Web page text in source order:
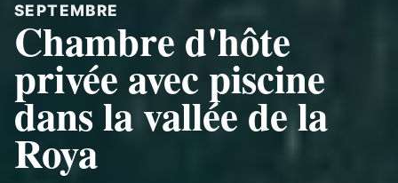
SEPTEMBRE
Chambre d'hôte
privée avec piscine
dans la vallée de la
Roya